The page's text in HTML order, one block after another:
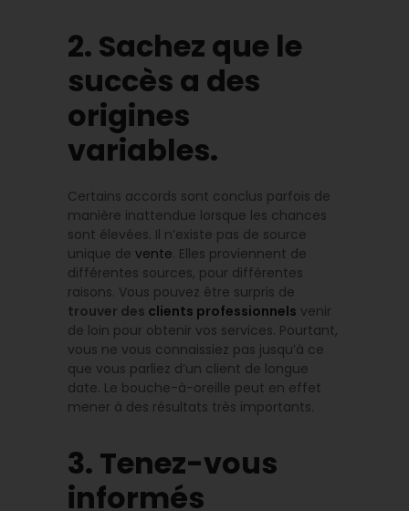
2. Sachez que le
succès a des
origines
variables.
Certains accords sont conclus parfois de
manière inattendue lorsque les chances
sont élevées. Il n’existe pas de source
unique de vente. Elles proviennent de
différentes sources, pour différentes
raisons. Vous pouvez être surpris de
trouver des clients professionnels venir
de loin pour obtenir vos services. Pourtant,
vous ne vous connaissiez pas jusqu’à ce
que vous parliez d’un client de longue
date. Le bouche-à-oreille peut en effet
mener à des résultats très importants.
3. Tenez-vous
informés